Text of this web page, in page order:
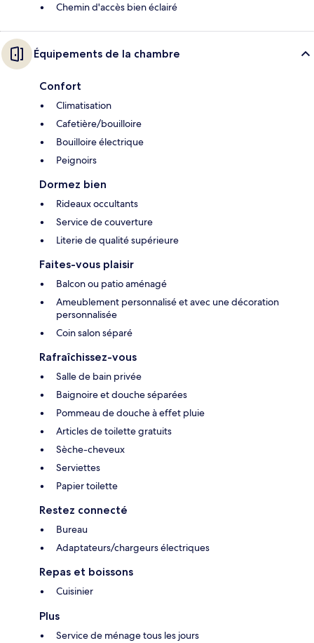
Chemin d'accès bien éclairé
Équipements de la chambre
Confort
Climatisation
Cafetière/bouilloire
Bouilloire électrique
Peignoirs
Dormez bien
Rideaux occultants
Service de couverture
Literie de qualité supérieure
Faites-vous plaisir
Balcon ou patio aménagé
Ameublement personnalisé et avec une décoration
personnalisée
Coin salon séparé
Rafraîchissez-vous
Salle de bain privée
Baignoire et douche séparées
Pommeau de douche à effet pluie
Articles de toilette gratuits
Sèche-cheveux
Serviettes
Papier toilette
Restez connecté
Bureau
Adaptateurs/chargeurs électriques
Repas et boissons
Cuisinier
Plus
Service de ménage tous les jours